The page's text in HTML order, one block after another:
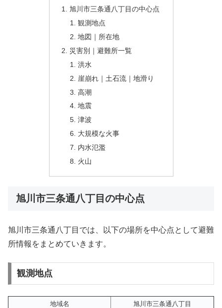
旭川市三条通八丁目の中心点
観測地点
地図｜所在地
災害別｜避難所一覧
洪水
崖崩れ｜土石流｜地滑り
高潮
地震
津波
大規模な火事
内水氾濫
火山
旭川市三条通八丁目の中心点
旭川市三条通八丁目では、以下の場所を中心点として避難
所情報をまとめていきます。
観測地点
地域名
旭川市三条通八丁目